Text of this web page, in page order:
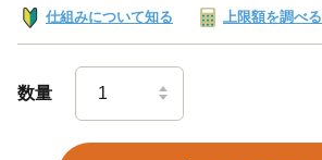
仕組みについて知る 上限額を調べる
数量